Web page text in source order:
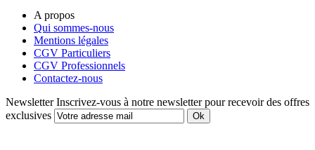
A propos
Qui sommes-nous
Mentions légales
CGV Particuliers
CGV Professionnels
Contactez-nous
Newsletter Inscrivez-vous à notre newsletter pour recevoir des offres
exclusives